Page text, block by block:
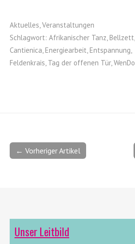
Aktuelles Veranstaltungen
Schlagwort: Afrikanischer Tanz Bellzett
Cantienica Energiearbeit Entspannung
Feldenkrais Tag der offenen Tür, WenDo
← Vorheriger Artikel
Unser Leitbild